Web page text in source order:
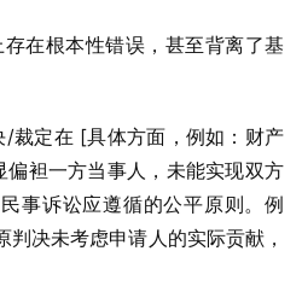
在根本性错误，甚至背离了基
/裁定在 [具体方面，例如：财产
袒一方当事人，未能实现双方
事诉讼应遵循的公平原则。例
决未考虑申请人的实际贡献，